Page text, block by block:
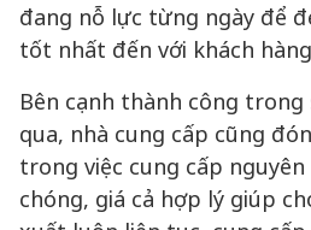
đang nỗ lực từng ngày để
tốt nhất đến với khách
Bên cạnh thành công
qua, nhà cung cấp cũng
trong việc cung cấp
chóng, giá cả hợp lý giúp